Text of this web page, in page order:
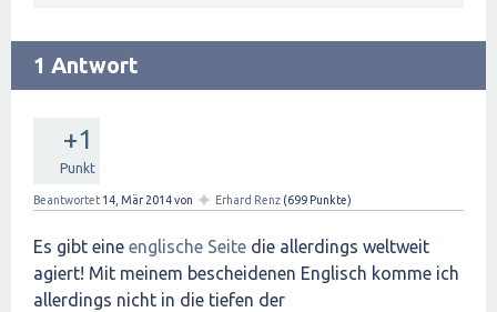
1 Antwort
+1
Punkt
Beantwortet 14, Mär 2014von ✦ Erhard Renz (699 Punkte)
Es gibt eine englische Seite die allerdings weltweit
agiert! Mit meinem bescheidenen Englisch komme ich
allerdings nicht in die tiefen der